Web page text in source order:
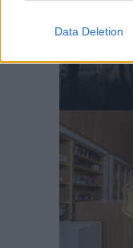
Data Deletion